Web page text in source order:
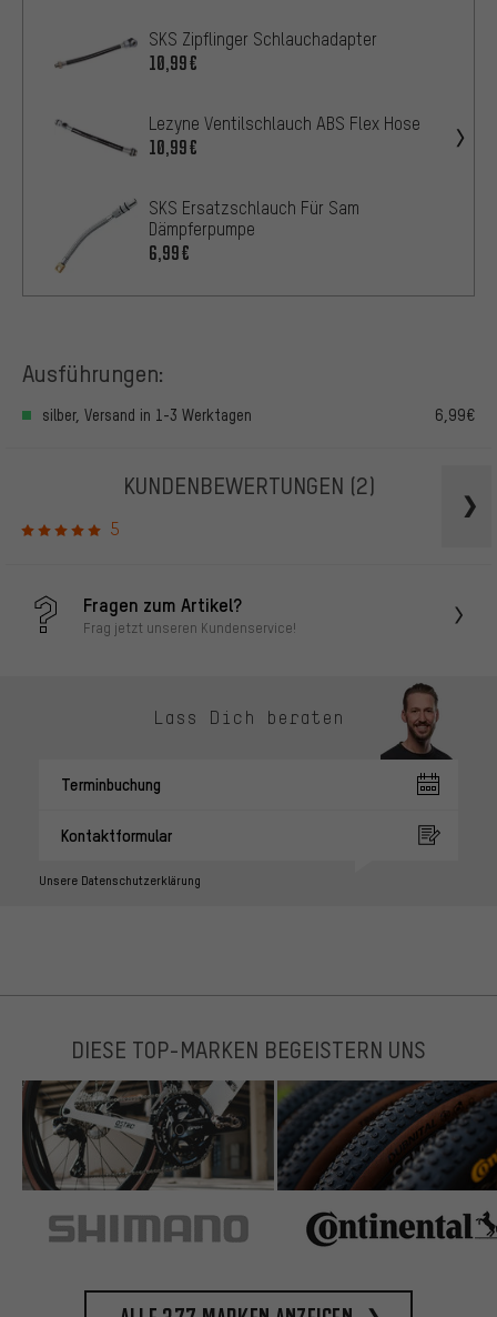
SKS Zipflinger Schlauchadapter
10,99€
Lezyne Ventilschlauch ABS Flex Hose
10,99€
SKS Ersatzschlauch Für Sam
Dämpferpumpe
6,99€
Ausführungen:
silber, Versand in 1-3 Werktagen 6,99€
KUNDENBEWERTUNGEN (2)
5
Fragen zum Artikel?
Frag jetzt unseren Kundenservice!
Lass Dich beraten
Terminbuchung
Kontaktformular
Unsere Datenschutzerklärung
DIESE TOP-MARKEN BEGEISTERN UNS